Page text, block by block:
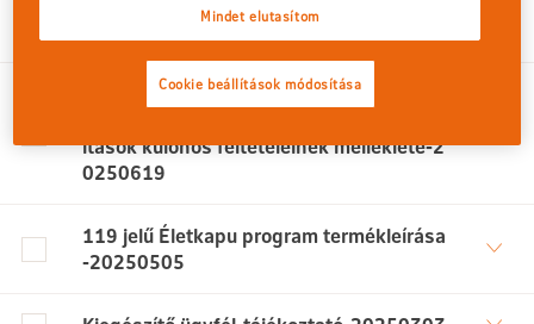
118 jelű Visio és 119 jelű rendszeres díja
ítások különös feltételeinek melléklete-2
0250619
119 jelű Életkapu program termékleírása
-20250505
Mindet elutasítom
Cookie beállítások módosítása